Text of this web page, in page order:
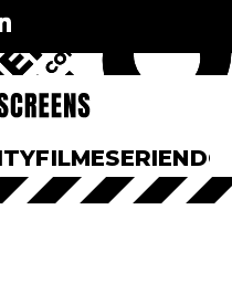
FILMESERIEN